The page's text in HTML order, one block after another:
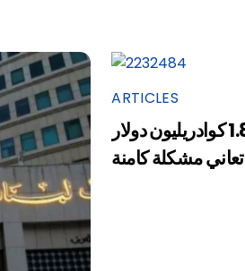
ARTICLES
الميزانية العالمية البالغة 1.8 كوادريليون دولار
تعاني مشكلة كامنة